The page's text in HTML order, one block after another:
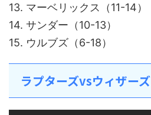
13. マーベリックス（11-14）
14. サンダー（10-13）
15. ウルブズ（6-18）
ラプターズvsウィザーズ